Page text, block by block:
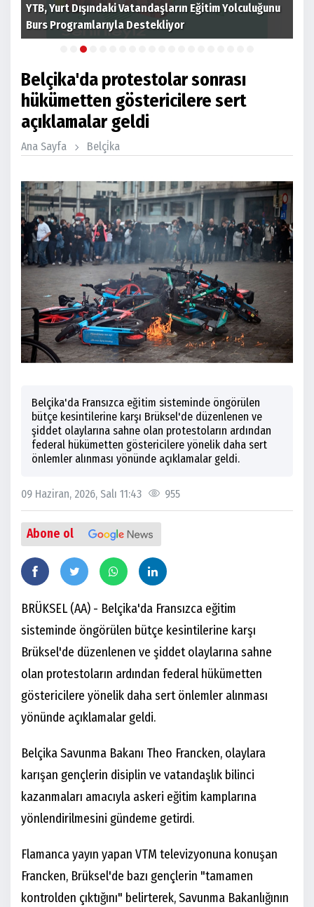
YTB, Yurt Dışındaki Vatandaşların Eğitim Yolculuğunu
Burs Programlarıyla Destekliyor
Belçika'da protestolar sonrası
hükümetten göstericilere sert
açıklamalar geldi
Ana Sayfa Belçi̇ka
Belçika'da Fransızca eğitim sisteminde öngörülen
bütçe kesintilerine karşı Brüksel'de düzenlenen ve
şiddet olaylarına sahne olan protestoların ardından
federal hükümetten göstericilere yönelik daha sert
önlemler alınması yönünde açıklamalar geldi.
09 Haziran, 2026, Salı 11:43 955
Abone ol
BRÜKSEL (AA) - Belçika'da Fransızca eğitim
sisteminde öngörülen bütçe kesintilerine karşı
Brüksel'de düzenlenen ve şiddet olaylarına sahne
olan protestoların ardından federal hükümetten
göstericilere yönelik daha sert önlemler alınması
yönünde açıklamalar geldi.
Belçika Savunma Bakanı Theo Francken, olaylara
karışan gençlerin disiplin ve vatandaşlık bilinci
kazanmaları amacıyla askeri eğitim kamplarına
yönlendirilmesini gündeme getirdi.
Flamanca yayın yapan VTM televizyonuna konuşan
Francken, Brüksel'de bazı gençlerin "tamamen
kontrolden çıktığını" belirterek, Savunma Bakanlığının